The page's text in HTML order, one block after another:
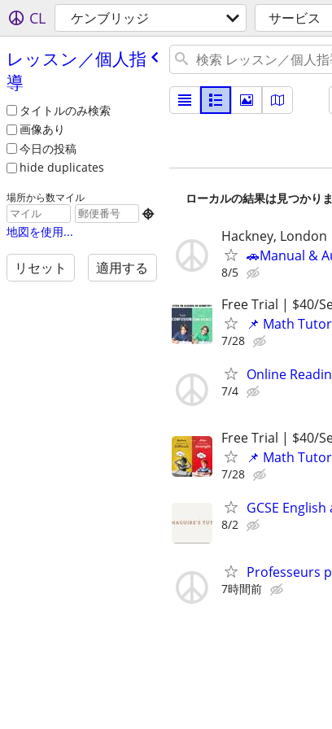
CL ケンブリッジ サービス
レッスン／個人指
導
タイトルのみ検索
画像あり
今日の投稿
hide duplicates
場所から数マイル

地図を使用...
リセット 適用する
ローカルの結果は見つかり
Hackney, London
🚗Manual &
8/5
Free Trial | $40/
📌 Math
7/28
Online
7/4
Free Trial | $40/
📌 Math
7/28
GCSE
8/2
Professeurs
7時間前